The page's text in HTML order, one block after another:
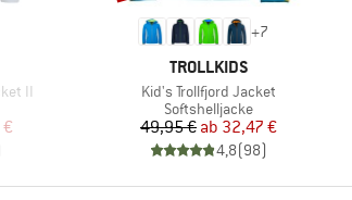
II
Preis
+7
MARKE
TROLLKIDS
Artikel
Kid's Trollfjord Jacket
Produktgruppe
Softshelljacke
Preis
49,95 € reduzierter Preis
ab 32,47 €
4,8(98)